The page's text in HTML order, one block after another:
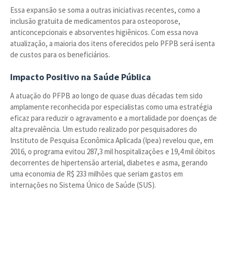
Essa expansão se soma a outras iniciativas recentes, como a
inclusão gratuita de medicamentos para osteoporose,
anticoncepcionais e absorventes higiênicos. Com essa nova
atualização, a maioria dos itens oferecidos pelo PFPB será isenta
de custos para os beneficiários.
Impacto Positivo na Saúde Pública
A atuação do PFPB ao longo de quase duas décadas tem sido
amplamente reconhecida por especialistas como uma estratégia
eficaz para reduzir o agravamento e a mortalidade por doenças de
alta prevalência. Um estudo realizado por pesquisadores do
Instituto de Pesquisa Econômica Aplicada (Ipea) revelou que, em
2016, o programa evitou 287,3 mil hospitalizações e 19,4 mil óbitos
decorrentes de hipertensão arterial, diabetes e asma, gerando
uma economia de R$ 233 milhões que seriam gastos em
internações no Sistema Único de Saúde (SUS).